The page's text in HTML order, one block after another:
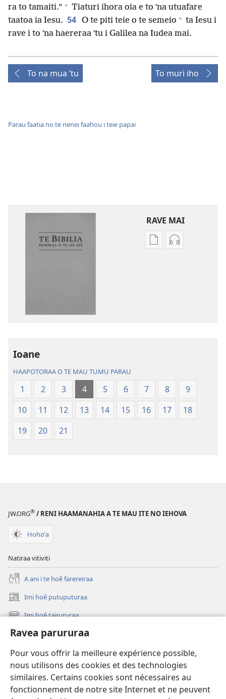
Ravea parururaa
Pour vous offrir la meilleure expérience possible,
nous utilisons des cookies et des technologies
similaires. Certains cookies sont nécessaires au
fonctionnement de notre site Internet et ne peuvent
ra to tamaiti.” + Tiaturi ihora oia e to ˈna utuafare
taatoa ia Iesu. 54 O te piti teie o te semeio + ta Iesu i
rave i to ˈna haereraa ˈtu i Galilea na Iudea mai.
To na mua ˈtu To muri iho
Parau faatia no te nenei faahou i teie papai
RAVE MAI
No
o
ao
apî
No
Te
Bibilia,
Huriraa
Ioane
HAAPOTORAA O TE MAU TUMU PARAU
1 2 3 4 5 6 7 8
9
10
11 12 13 14 15 16 17
18
19
20 21
JW.ORG® / RENI HAAMANAHIA A TE MAU ITE NO IEHOVA
Hohoˈa
Natiraa vitiviti
A ani i te hoê farereiraa
Imi hoê putuputuraa
(opens
new Imi hoê tairururaa
(opens
new
window)
Eaha te mea apî
Video
Maimiraa
Te mau ô